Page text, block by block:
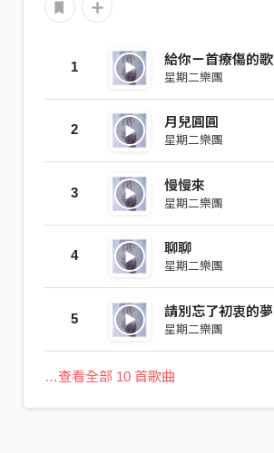
1 給你ㄧ首療傷的歌
星期二樂團
2 月兒圓圓
星期二樂團
3 慢慢來
星期二樂團
4 聊聊
星期二樂團
5 請別忘了初衷的夢
星期二樂團
…查看全部 10 首歌曲